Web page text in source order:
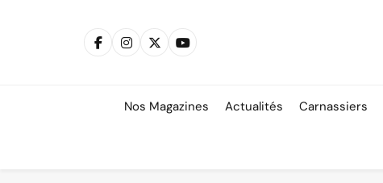
Nos Magazines Actualités Carnassiers